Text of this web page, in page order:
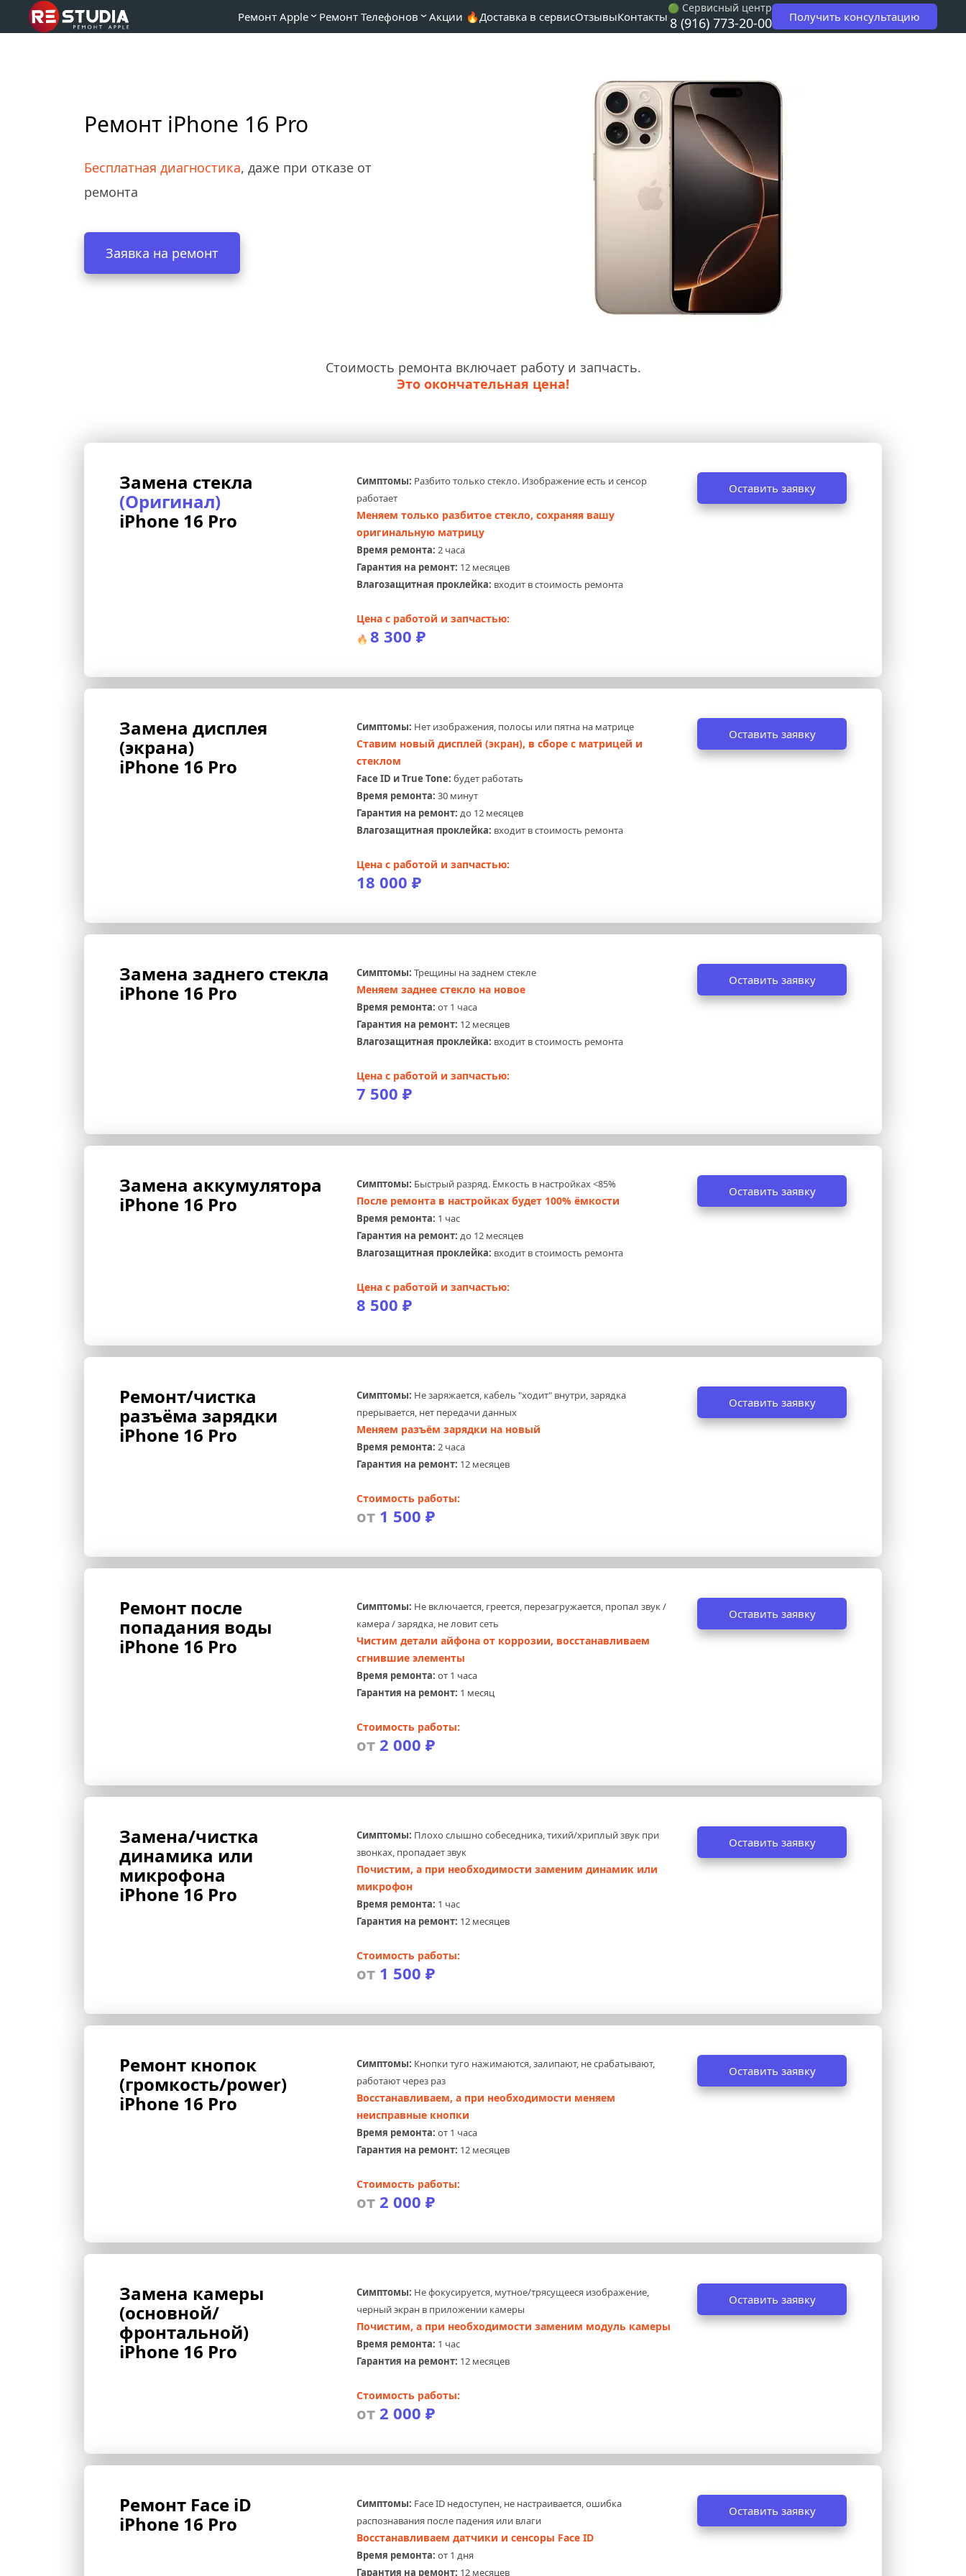
Ремонт Apple Ремонт Телефонов Акции 🔥Доставка в сервисОтзывыКонтакты
🟢 Сервисный центр
8 (916) 773-20-00 Получить консультацию
Ремонт iPhone 16 Pro
Бесплатная диагностика, даже при отказе от
ремонта
Заявка на ремонт
Стоимость ремонта включает работу и запчасть.
Это окончательная цена!
(Оригинал)
iPhone 16 Pro
Симптомы: Разбито только стекло. Изображение есть и сенсор
работает
Меняем только разбитое стекло, сохраняя вашу
оригинальную матрицу
Время ремонта: 2 часа
Гарантия на ремонт: 12 месяцев
Влагозащитная проклейка: входит в стоимость ремонта
Цена с работой и запчастью:
🔥 8 300 ₽
Оставить заявку
Замена дисплея
(экрана)
iPhone 16 Pro
Симптомы: Нет изображения, полосы или пятна на матрице
Ставим новый дисплей (экран), в сборе с матрицей и
стеклом
Face ID и True Tone: будет работать
Время ремонта: 30 минут
Гарантия на ремонт: до 12 месяцев
Влагозащитная проклейка: входит в стоимость ремонта
Цена с работой и запчастью:
18 000 ₽
Оставить заявку
Замена заднего стекла
iPhone 16 Pro
Симптомы: Трещины на заднем стекле
Меняем заднее стекло на новое
Время ремонта: от 1 часа
Гарантия на ремонт: 12 месяцев
Влагозащитная проклейка: входит в стоимость ремонта
Цена с работой и запчастью:
7 500 ₽
Оставить заявку
Замена аккумулятора
iPhone 16 Pro
Симптомы: Быстрый разряд. Ёмкость в настройках <85%
После ремонта в настройках будет 100% ёмкости
Время ремонта: 1 час
Гарантия на ремонт: до 12 месяцев
Влагозащитная проклейка: входит в стоимость ремонта
Цена с работой и запчастью:
8 500 ₽
Оставить заявку
Ремонт/чистка
разъёма зарядки
iPhone 16 Pro
Симптомы: Не заряжается, кабель "ходит" внутри, зарядка
прерывается, нет передачи данных
Меняем разъём зарядки на новый
Время ремонта: 2 часа
Гарантия на ремонт: 12 месяцев
Стоимость работы:
от 1 500 ₽
Оставить заявку
Ремонт после
попадания воды
iPhone 16 Pro
Симптомы: Не включается, греется, перезагружается, пропал звук /
камера / зарядка, не ловит сеть
Чистим детали айфона от коррозии, восстанавливаем
сгнившие элементы
Время ремонта: от 1 часа
Гарантия на ремонт: 1 месяц
Стоимость работы:
от 2 000 ₽
Оставить заявку
Замена/чистка
динамика или
микрофона
iPhone 16 Pro
Симптомы: Плохо слышно собеседника, тихий/хриплый звук при
звонках, пропадает звук
Почистим, а при необходимости заменим динамик или
микрофон
Время ремонта: 1 час
Гарантия на ремонт: 12 месяцев
Стоимость работы:
от 1 500 ₽
Оставить заявку
Ремонт кнопок
(громкость/power)
iPhone 16 Pro
Симптомы: Кнопки туго нажимаются, залипают, не срабатывают,
работают через раз
Восстанавливаем, а при необходимости меняем
неисправные кнопки
Время ремонта: от 1 часа
Гарантия на ремонт: 12 месяцев
Стоимость работы:
от 2 000 ₽
Оставить заявку
Замена камеры
(основной/
фронтальной)
iPhone 16 Pro
Симптомы: Не фокусируется, мутное/трясущееся изображение,
черный экран в приложении камеры
Почистим, а при необходимости заменим модуль камеры
Время ремонта: 1 час
Гарантия на ремонт: 12 месяцев
Стоимость работы:
от 2 000 ₽
Оставить заявку
Ремонт Face iD
iPhone 16 Pro
Симптомы: Face ID недоступен, не настраивается, ошибка
распознавания после падения или влаги
Восстанавливаем датчики и сенсоры Face ID
Время ремонта: от 1 дня
Гарантия на ремонт: 12 месяцев
Оставить заявку